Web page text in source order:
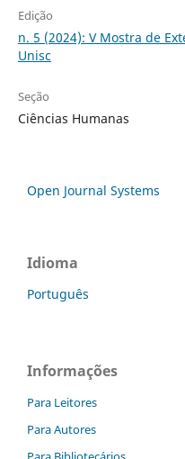
Edição
n. 5 (2024): V Mostra de
Unisc
Seção
Ciências Humanas
Open Journal Systems
Idioma
Português
Informações
Para Leitores
Para Autores